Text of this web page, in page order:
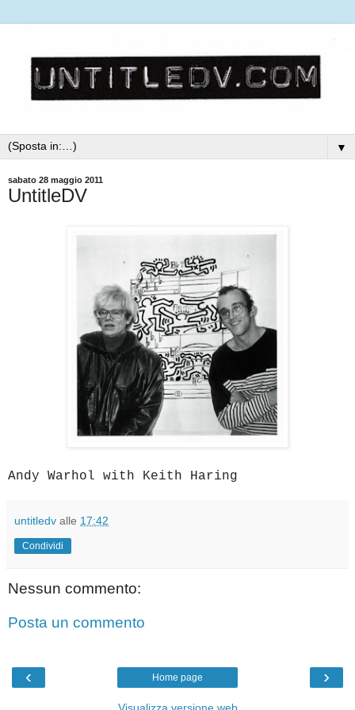
▼
sabato 28 maggio 2011
UntitleDV
Andy Warhol with Keith Haring
untitledv alle 17:42
Condividi
Nessun commento:
Posta un commento
‹ ›
Home page
Visualizza versione web